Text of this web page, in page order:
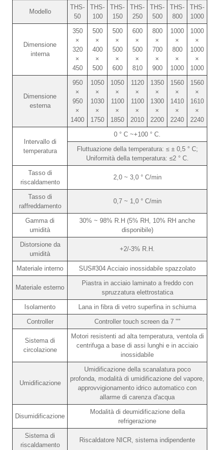
Modello
THS-
50
THS-
100
THS-
150
THS-
250
THS-
500
THS-
800
THS-
1000
Dimensione
interna
350
×
320
×
450
500
×
400
×
500
500
×
500
×
600
600
×
500
×
810
800
×
700
×
900
1000
×
800
×
1000
1000
×
1000
×
1000
Dimensione
esterna
950
×
950
×
1400
1050
×
1030
×
1750
1050
×
1100
×
1850
1120
×
1100
×
2010
1350
×
1300
×
2200
1560
×
1410
×
2240
1560
×
1610
×
2240
Intervallo di
temperatura
0 ° C ~+100 ° C.
Fluttuazione della temperatura: ≤ ± 0,5 ° C;
Uniformità della temperatura: ≤2 ° C.
Tasso di
riscaldamento
2,0 ~ 3,0 ° C/min
Tasso di
raffreddamento
0,7 ~ 1,0 ° C/min
Gamma di
umidità
30% ~ 98% R.H (5% RH, 10% RH anche
disponibile)
Distorsione da
umidità
+2/-3% R.H.
Materiale interno SUS#304 Acciaio inossidabile spazzolato
Materiale esterno
Piastra in acciaio laminato a freddo con
spruzzatura elettrostatica
Isolamento
Lana in fibra di vetro superfina in schiuma
Controller
Controller touch screen da 7 ""
Sistema di
circolazione
Motori resistenti ad alta temperatura, ventola di
centrifuga a base di assi lunghi e in acciaio
inossidabile
Umidificazione
Umidificazione della scanalatura poco
profonda, modalità di umidificazione del vapore,
approvvigionamento idrico automatico con
allarme di carenza d'acqua
Disumidificazione
Modalità di deumidificazione della
refrigerazione
Sistema di
riscaldamento
Riscaldatore NICR, sistema indipendente